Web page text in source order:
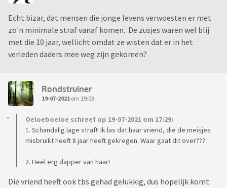
Echt bizar, dat mensen die jonge levens verwoesten er met
zo'n minimale straf vanaf komen. De zusjes waren wel blij
met die 10 jaar, wellicht omdat ze wisten dat er in het
verleden daders mee weg zijn gekomen?
Rondstruiner
19-07-2021 om 19:03
Oeloeboeloe schreef op 19-07-2021 om 17:29:
1. Schandalig lage straf!! Ik las dat haar vriend, die de meisjes
misbruikt heeft 8 jaar heeft gekregen. Waar gaat dit over???
2. Heel erg dapper van haar!
Die vriend heeft ook tbs gehad gelukkig, dus hopelijk komt